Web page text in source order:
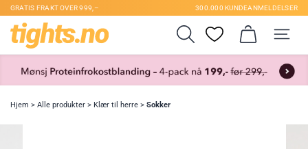
GRATIS FRAKT OVER 999,– 300.000 KUNDEANMELDELSER
Hjem > Alle produkter > Klær til herre > Sokker